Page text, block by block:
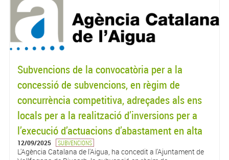
Subvencions de la convocatòria per a la
concessió de subvencions, en règim de
concurrència competitiva, adreçades als ens
locals per a la realització d’inversions per a
l’execució d’actuacions d’abastament en alta
12/09/2025 SUBVENCIONS
L'Agència Catalana de l'Aigua, ha concedit a l'Ajuntament de